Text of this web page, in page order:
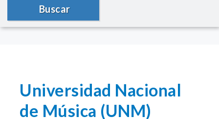
Buscar
Universidad Nacional
de Música (UNM)